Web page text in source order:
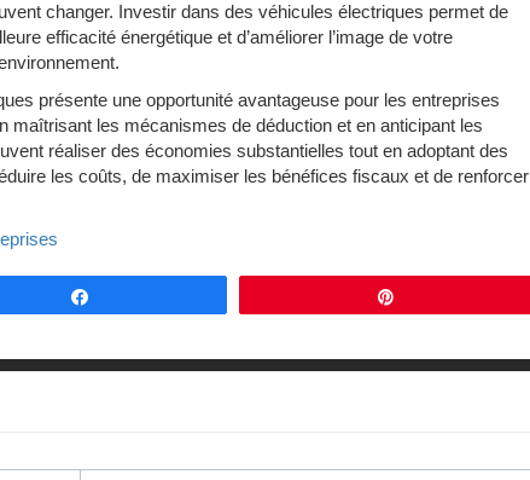
changer. Investir dans des véhicules électriques permet de
efficacité énergétique et d’améliorer l’image de votre
présente une opportunité avantageuse pour les entreprises
maîtrisant les mécanismes de déduction et en anticipant les
réaliser des économies substantielles tout en adoptant des
les coûts, de maximiser les bénéfices fiscaux et de renforcer